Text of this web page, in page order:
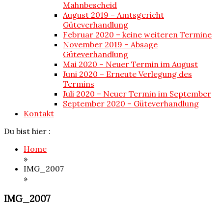
Mahnbescheid
August 2019 – Amtsgericht
Güteverhandlung
Februar 2020 – keine weiteren Termine
November 2019 – Absage
Güteverhandlung
Mai 2020 – Neuer Termin im August
Juni 2020 – Erneute Verlegung des
Termins
Juli 2020 – Neuer Termin im September
September 2020 – Güteverhandlung
Kontakt
Du bist hier :
Home
»
IMG_2007
»
IMG_2007